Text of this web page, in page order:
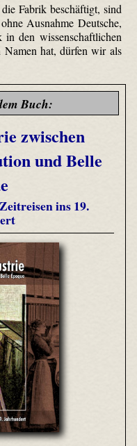
Fabrik beschäftigt, sind
Ausnahme Deutsche,
den wissenschaftlichen
hat, dürfen wir als
Buch:
zwischen
und Belle
ins 19.